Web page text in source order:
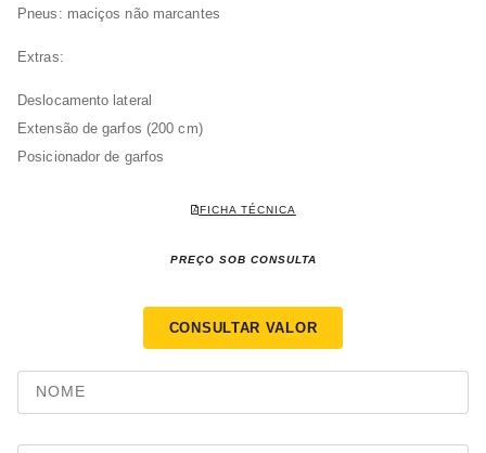
Pneus: maciços não marcantes
Extras:
Deslocamento lateral
Extensão de garfos (200 cm)
Posicionador de garfos
FICHA TÉCNICA
PREÇO SOB CONSULTA
CONSULTAR VALOR